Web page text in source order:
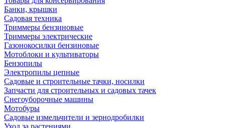
Банки, крышки
Садовая техника
Триммеры бензиновые
Триммеры электрические
Газонокосилки бензиновые
Мотоблоки и культиваторы
Бензопилы
Электропилы цепные
Садовые и строительные тачки, носилки
Запчасти для строительных и садовых тачек
Снегоуборочные машины
Мотобуры
Садовые измельчители и зернодробилки
Уход за растениями